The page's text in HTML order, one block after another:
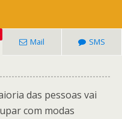
Mail SMS
das pessoas vai
com modas